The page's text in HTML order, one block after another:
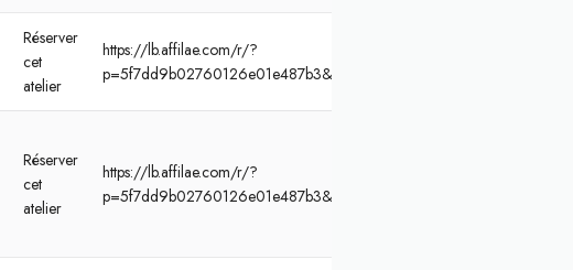
Réserver
cet
atelier
https://lb.affilae.com/r/?
Réserver
cet
atelier
https://lb.affilae.com/r/?